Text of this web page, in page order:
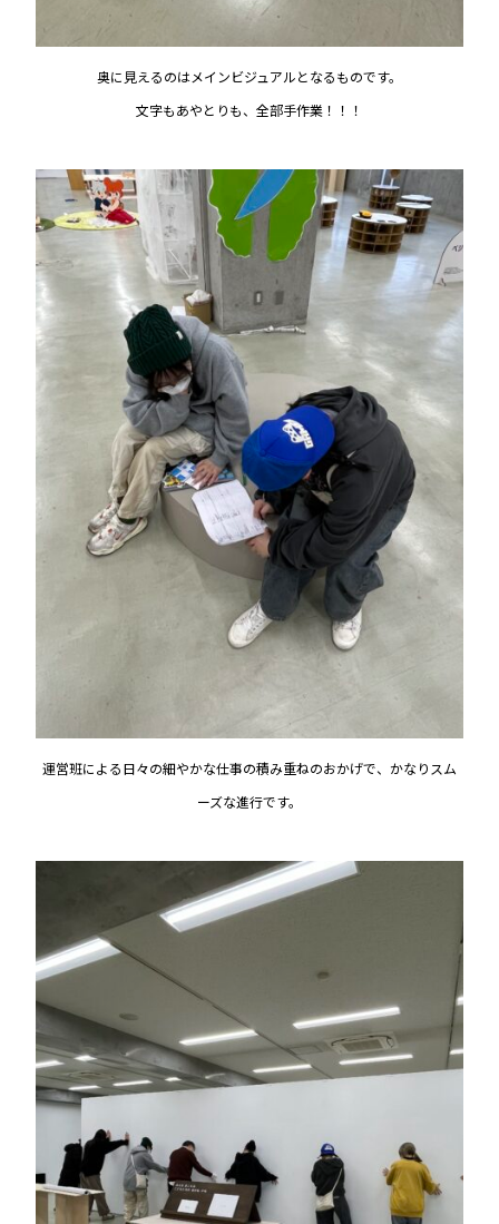
奥に見えるのはメインビジュアルとなるものです。
文字もあやとりも、全部手作業！！！
運営班による日々の細やかな仕事の積み重ねのおかげで、かなりスム
ーズな進行です。